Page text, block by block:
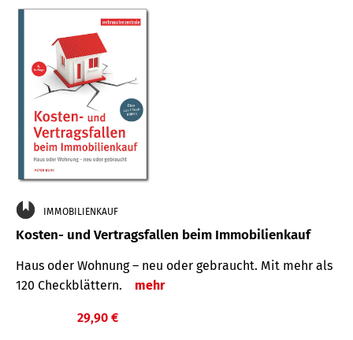
IMMOBILIENKAUF
Kosten- und Vertragsfallen beim Immobilienkauf
Haus oder Wohnung – neu oder gebraucht. Mit mehr als
120 Check­blättern.
mehr
29,90 €